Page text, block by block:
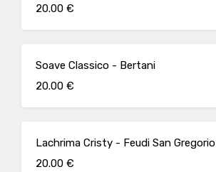
20.00 €
Soave Classico - Bertani
20.00 €
Lachrima Cristy - Feudi San Gregorio
20.00 €